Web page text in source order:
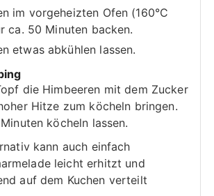
im vorgeheizten Ofen (160°C
ca. 50 Minuten backen.
etwas abkühlen lassen.
die Himbeeren mit dem Zucker
Hitze zum köcheln bringen.
köcheln lassen.
kann auch einfach
leicht erhitzt und
auf dem Kuchen verteilt